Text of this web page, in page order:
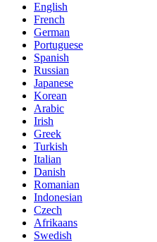
English
French
German
Portuguese
Spanish
Russian
Japanese
Korean
Arabic
Irish
Greek
Turkish
Italian
Danish
Romanian
Indonesian
Czech
Afrikaans
Swedish